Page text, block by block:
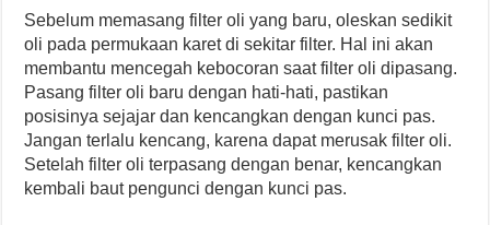
Sebelum memasang filter oli yang baru, oleskan sedikit
oli pada permukaan karet di sekitar filter. Hal ini akan
membantu mencegah kebocoran saat filter oli dipasang.
Pasang filter oli baru dengan hati-hati, pastikan
posisinya sejajar dan kencangkan dengan kunci pas.
Jangan terlalu kencang, karena dapat merusak filter oli.
Setelah filter oli terpasang dengan benar, kencangkan
kembali baut pengunci dengan kunci pas.